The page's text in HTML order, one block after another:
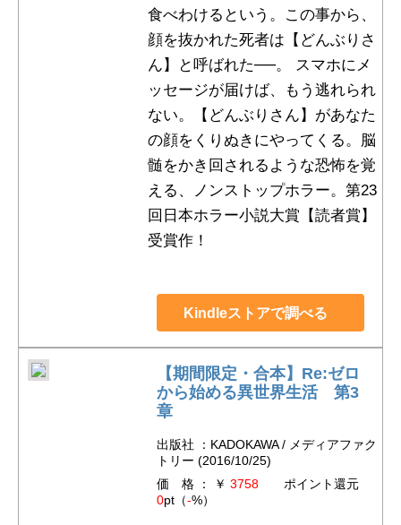
食べわけるという。この事から、
顔を抜かれた死者は【どんぶりさ
ん】と呼ばれた──。 スマホにメ
ッセージが届けば、もう逃れられ
ない。【どんぶりさん】があなた
の顔をくりぬきにやってくる。脳
髄をかき回されるような恐怖を覚
える、ノンストップホラー。第23
回日本ホラー小説大賞【読者賞】
受賞作！
Kindleストアで調べる
【期間限定・合本】Re:ゼロ
から始める異世界生活 第3
章
出版社 ：KADOKAWA / メディアファク
トリー (2016/10/25)
価 格 ： ￥ 3758ポイント還元
0pt（-%）